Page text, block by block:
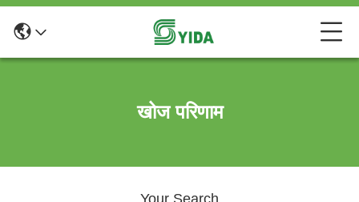
खोज परिणाम
Your Search